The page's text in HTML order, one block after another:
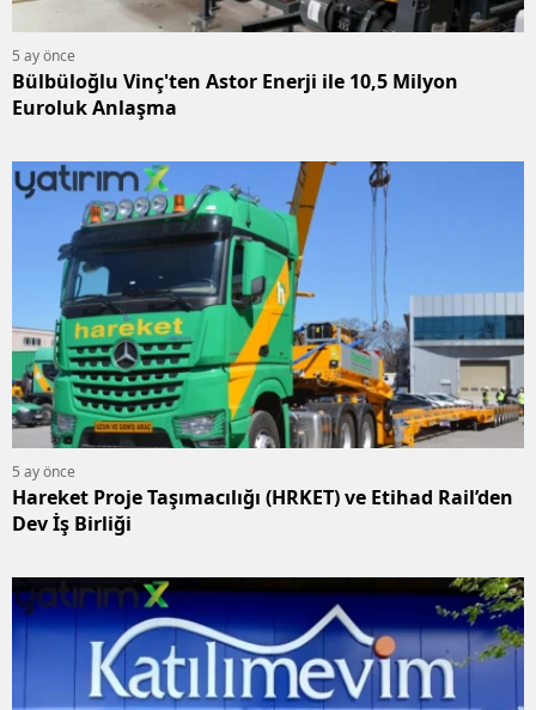
5 ay önce
Bülbüloğlu Vinç'ten Astor Enerji ile 10,5 Milyon
Euroluk Anlaşma
5 ay önce
Hareket Proje Taşımacılığı (HRKET) ve Etihad Rail’den
Dev İş Birliği